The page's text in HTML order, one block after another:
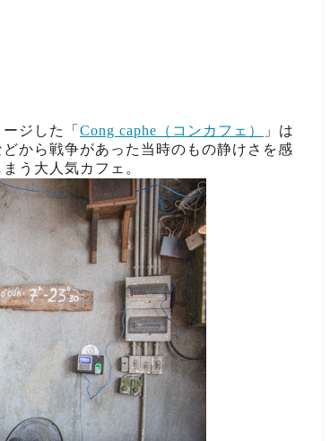
ジした「 Cong caphe（コンカフェ）
」は
から戦争があった当時のもの静けさを感
う大人気カフェ。